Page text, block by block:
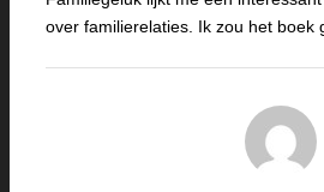
over familierelaties. Ik zou het boek